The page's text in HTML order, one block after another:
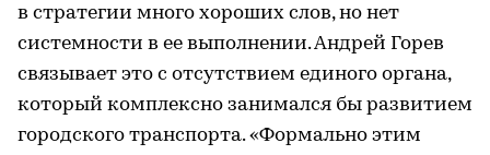
в стратегии много хороших слов, но нет
системности в ее выполнении. Андрей Горев
связывает это с отсутствием единого органа,
который комплексно занимался бы развитием
городского транспорта. «Формально этим